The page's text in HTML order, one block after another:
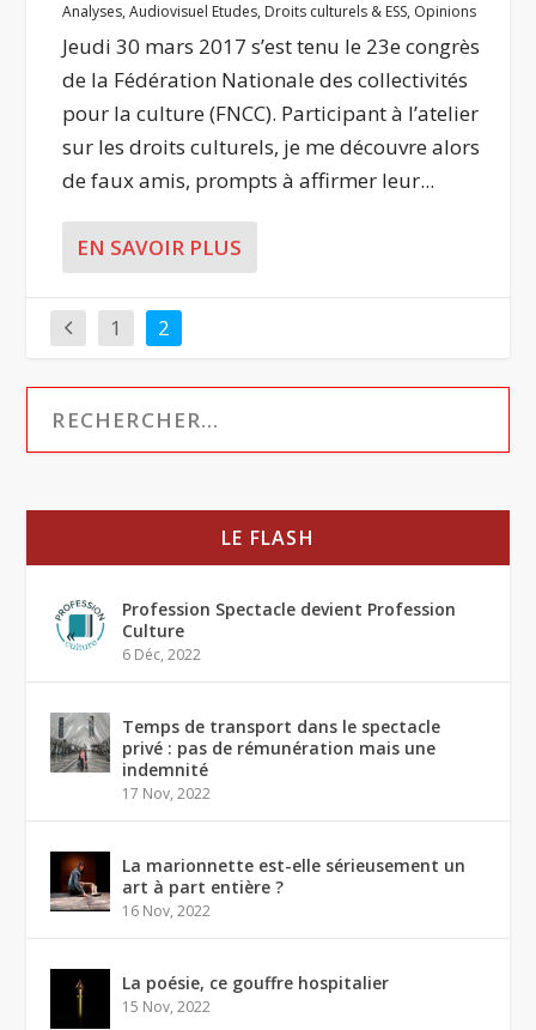
Analyses,Audiovisuel Etudes, Droits culturels & ESS, Opinions
Jeudi 30 mars 2017 s’est tenu le 23e congrès
de la Fédération Nationale des collectivités
pour la culture (FNCC). Participant à l’atelier
sur les droits culturels, je me découvre alors
de faux amis, prompts à affirmer leur...
EN SAVOIR PLUS
1 2
LE FLASH
Profession Spectacle devient Profession
Culture
6 Déc, 2022
Temps de transport dans le spectacle
privé : pas de rémunération mais une
indemnité
17 Nov, 2022
La marionnette est-elle sérieusement un
art à part entière ?
16 Nov, 2022
La poésie, ce gouffre hospitalier
15 Nov, 2022